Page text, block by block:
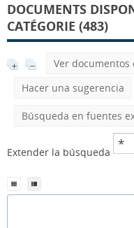
DOCUMENTS
CATÉGORIE (483)
Ver documentos
Hacer una sugerencia
Búsqueda en fuentes
Extender la búsqueda